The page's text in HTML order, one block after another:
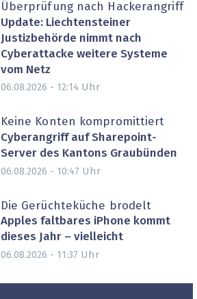
Überprüfung nach Hackerangriff
Update: Liechtensteiner
Justizbehörde nimmt nach
Cyberattacke weitere Systeme
vom Netz
06.08.2026 - 12:14 Uhr
Keine Konten kompromittiert
Cyberangriff auf Sharepoint-
Server des Kantons Graubünden
06.08.2026 - 10:47 Uhr
Die Gerüchteküche brodelt
Apples faltbares iPhone kommt
dieses Jahr – vielleicht
06.08.2026 - 11:37 Uhr